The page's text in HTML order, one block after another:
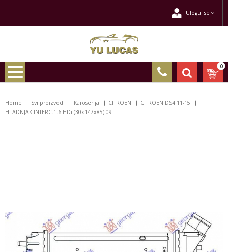
Uloguj se
0
Home Svi proizvodi Karoserija CITROEN
CITROEN DS4 11-15
HLADNJAK INTERC.1.6 HDi (30x147x85)-09